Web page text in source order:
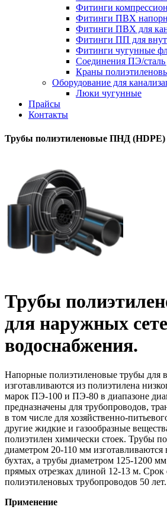
Фитинги
Фитинги ПВХ
Фитинги ПВХ для
Фитинги ПП для
Фитинги чугунные
Соединения ПЭ/сталь
Краны
Оборудование для
Люки чугунные
Прайсы
Контакты
Трубы полиэтиленовые ПНД (HDPE)
Трубы
для наружных
водоснабжения.
Напорные полиэтиленовые трубы для
изготавливаются из полиэтилена
марок ПЭ-100 и ПЭ-80 в диапазоне
предназначены для трубопроводов,
в том числе для хозяйственно-
другие жидкие и газообразные
полиэтилен химически стоек. Трубы
диаметром 20-110 мм изготавливаются
бухтах, а трубы диаметром 125-1200
прямых отрезках длиной 12-13 м.
полиэтиленовых трубопроводов 50 лет.
Применение